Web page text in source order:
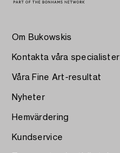
Om Bukowskis
Kontakta våra specialister
Våra Fine Art-resultat
Nyheter
Hemvärdering
Kundservice